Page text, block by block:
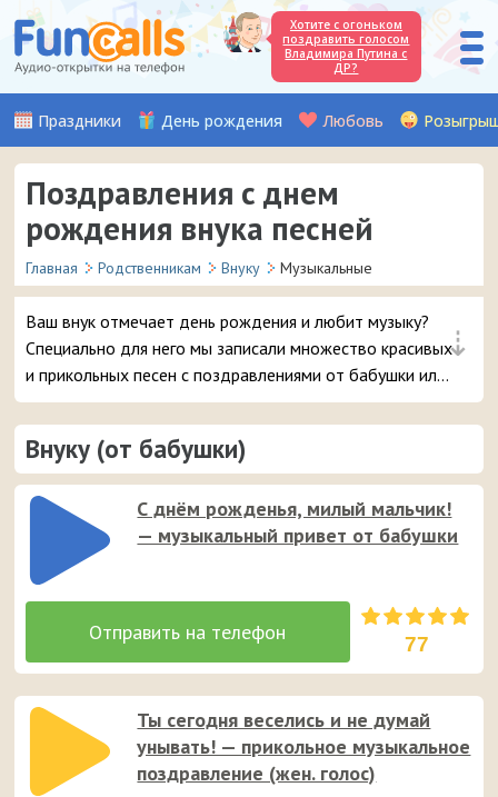
Хотите с огоньком
поздравить голосом
Владимира Путина с
ДР?
Праздники День рождения Любовь
Поздравления с днем
рождения внука песней
Главная Родственникам Внуку Музыкальные
⇣
Ваш внук отмечает день рождения и любит музыку?
Специально для него мы записали множество красивых
и прикольных песен с поздравлениями от бабушки или
дедушки, которые можно отправить на мобильный
телефон имениннику.
Внуку (от бабушки)
С днём рожденья, милый мальчик!
— музыкальный привет от бабушки
77
Ты сегодня веселись и не думай
унывать! — прикольное музыкальное
поздравление (жен. голос)